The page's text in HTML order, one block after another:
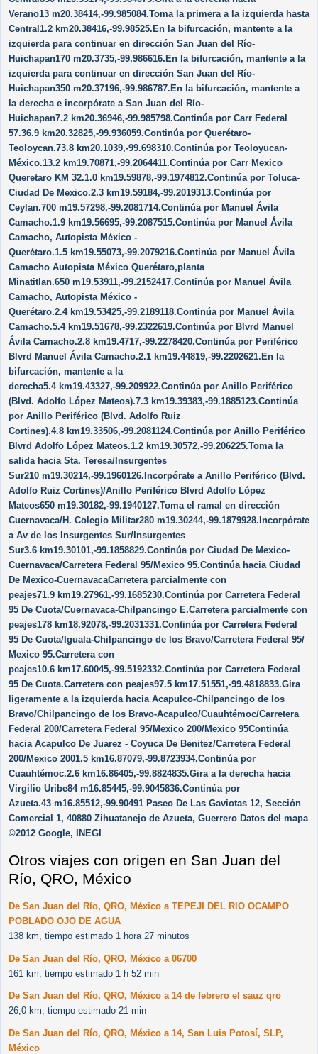
Verano13 m20.38414,-99.985084.Toma la primera a la izquierda hasta
Central1.2 km20.38416,-99.98525.En la bifurcación, mantente a la
izquierda para continuar en dirección San Juan del Río-
Huichapan170 m20.3735,-99.986616.En la bifurcación, mantente a la
izquierda para continuar en dirección San Juan del Río-
Huichapan350 m20.37196,-99.986787.En la bifurcación, mantente a
la derecha e incorpórate a San Juan del Río-
Huichapan7.2 km20.36946,-99.985798.Continúa por Carr Federal
57.36.9 km20.32825,-99.936059.Continúa por Querétaro-
Teoloycan.73.8 km20.1039,-99.698310.Continúa por Teoloyucan-
México.13.2 km19.70871,-99.2064411.Continúa por Carr Mexico
Queretaro KM 32.1.0 km19.59878,-99.1974812.Continúa por Toluca-
Ciudad De Mexico.2.3 km19.59184,-99.2019313.Continúa por
Ceylan.700 m19.57298,-99.2081714.Continúa por Manuel Ávila
Camacho.1.9 km19.56695,-99.2087515.Continúa por Manuel Ávila
Camacho, Autopista México -
Querétaro.1.5 km19.55073,-99.2079216.Continúa por Manuel Ávila
Camacho Autopista México Querétaro,planta
Minatitlan.650 m19.53911,-99.2152417.Continúa por Manuel Ávila
Camacho, Autopista México -
Querétaro.2.4 km19.53425,-99.2189118.Continúa por Manuel Ávila
Camacho.5.4 km19.51678,-99.2322619.Continúa por Blvrd Manuel
Ávila Camacho.2.8 km19.4717,-99.2278420.Continúa por Periférico
Blvrd Manuel Ávila Camacho.2.1 km19.44819,-99.2202621.En la
bifurcación, mantente a la
derecha5.4 km19.43327,-99.209922.Continúa por Anillo Periférico
(Blvd. Adolfo López Mateos).7.3 km19.39383,-99.1885123.Continúa
por Anillo Periférico (Blvd. Adolfo Ruiz
Cortines).4.8 km19.33506,-99.2081124.Continúa por Anillo Periférico
Blvrd Adolfo López Mateos.1.2 km19.30572,-99.206225.Toma la
salida hacia Sta. Teresa/​Insurgentes
Sur210 m19.30214,-99.1960126.Incorpórate a Anillo Periférico (Blvd.
Adolfo Ruiz Cortines)/​Anillo Periférico Blvrd Adolfo López
Mateos650 m19.30182,-99.1940127.Toma el ramal en dirección
Cuernavaca/​H. Colegio Militar280 m19.30244,-99.1879928.Incorpórate
a Av de los Insurgentes Sur/​Insurgentes
Sur3.6 km19.30101,-99.1858829.Continúa por Ciudad De Mexico-
Cuernavaca/​Carretera Federal 95/​Mexico 95.Continúa hacia Ciudad
De Mexico-CuernavacaCarretera parcialmente con
peajes71.9 km19.27961,-99.1685230.Continúa por Carretera Federal
95 De Cuota/​Cuernavaca-Chilpancingo E.Carretera parcialmente con
peajes178 km18.92078,-99.2031331.Continúa por Carretera Federal
95 De Cuota/​Iguala-Chilpancingo de los Bravo/​Carretera Federal 95/​
Mexico 95.Carretera con
peajes10.6 km17.60045,-99.5192332.Continúa por Carretera Federal
95 De Cuota.Carretera con peajes97.5 km17.51551,-99.4818833.Gira
ligeramente a la izquierda hacia Acapulco-Chilpancingo de los
Bravo/​Chilpancingo de los Bravo-Acapulco/​Cuauhtémoc/​Carretera
Federal 200/​Carretera Federal 95/​Mexico 200/​Mexico 95Continúa
hacia Acapulco De Juarez - Coyuca De Benitez/​Carretera Federal
200/​Mexico 2001.5 km16.87079,-99.8723934.Continúa por
Cuauhtémoc.2.6 km16.86405,-99.8824835.Gira a la derecha hacia
Virgilio Uribe84 m16.85445,-99.9045836.Continúa por
Azueta.43 m16.85512,-99.90491 Paseo De Las Gaviotas 12, Sección
Comercial 1, 40880 Zihuatanejo de Azueta, Guerrero Datos del mapa
©2012 Google, INEGI
Otros viajes con origen en San Juan del
Río, QRO, México
De San Juan del Río, QRO, México a TEPEJI DEL RIO OCAMPO
POBLADO OJO DE AGUA
138 km, tiempo estimado 1 hora 27 minutos
De San Juan del Río, QRO, México a 06700
161 km, tiempo estimado 1 h 52 min
De San Juan del Río, QRO, México a 14 de febrero el sauz qro
26,0 km, tiempo estimado 21 min
De San Juan del Río, QRO, México a 14, San Luis Potosí, SLP,
México